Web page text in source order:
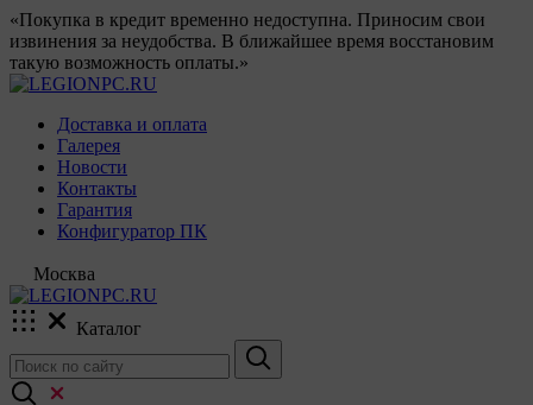
«Покупка в кредит временно недоступна. Приносим свои
извинения за неудобства. В ближайшее время восстановим
такую возможность оплаты.»
Доставка и оплата
Галерея
Новости
Контакты
Гарантия
Конфигуратор ПК
Москва
Каталог